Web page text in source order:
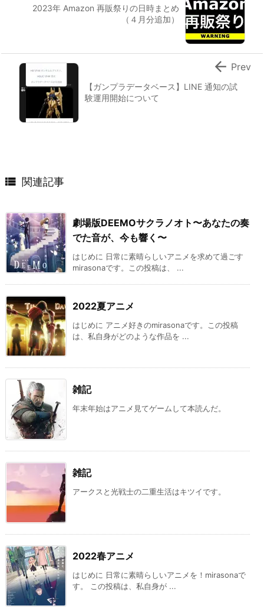
2023年 Amazon 再販祭りの日時まとめ
（４月分追加）
【ガンプラデータベース】LINE 通知の試
験運用開始について
 Prev
 関連記事
劇場版DEEMOサクラノオト〜あなたの奏
でた音が、今も響く〜
はじめに 日常に素晴らしいアニメを求めて過ごす
mirasonaです。この投稿は、 ...
2022夏アニメ
はじめに アニメ好きのmirasonaです。この投稿
は、私自身がどのような作品を ...
雑記
年末年始はアニメ見てゲームして本読んだ。
雑記
アークスと光戦士の二重生活はキツイです。
2022春アニメ
はじめに 日常に素晴らしいアニメを！mirasonaで
す。 この投稿は、私自身が ...